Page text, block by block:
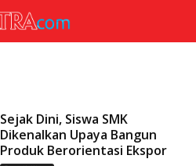
Sejak Dini, Siswa SMK
Dikenalkan Upaya Bangun
Produk Berorientasi Ekspor